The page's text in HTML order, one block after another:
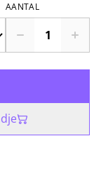
AANTAL